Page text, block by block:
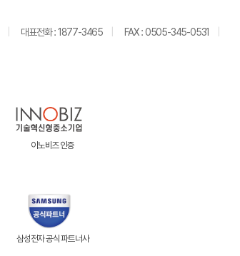
대표전화 : 1877-3465
FAX : 0505-345-0531
이노비즈 인증
삼성전자 공식 파트너사